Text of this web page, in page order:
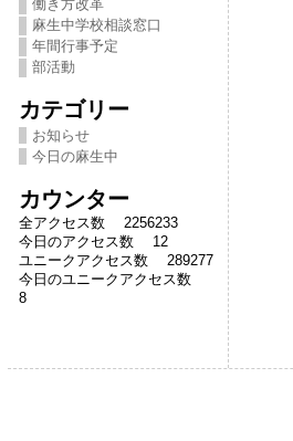
働き方改革
麻生中学校相談窓口
年間行事予定
部活動
カテゴリー
お知らせ
今日の麻生中
カウンター
全アクセス数 2256233
今日のアクセス数 12
ユニークアクセス数 289277
今日のユニークアクセス数
8